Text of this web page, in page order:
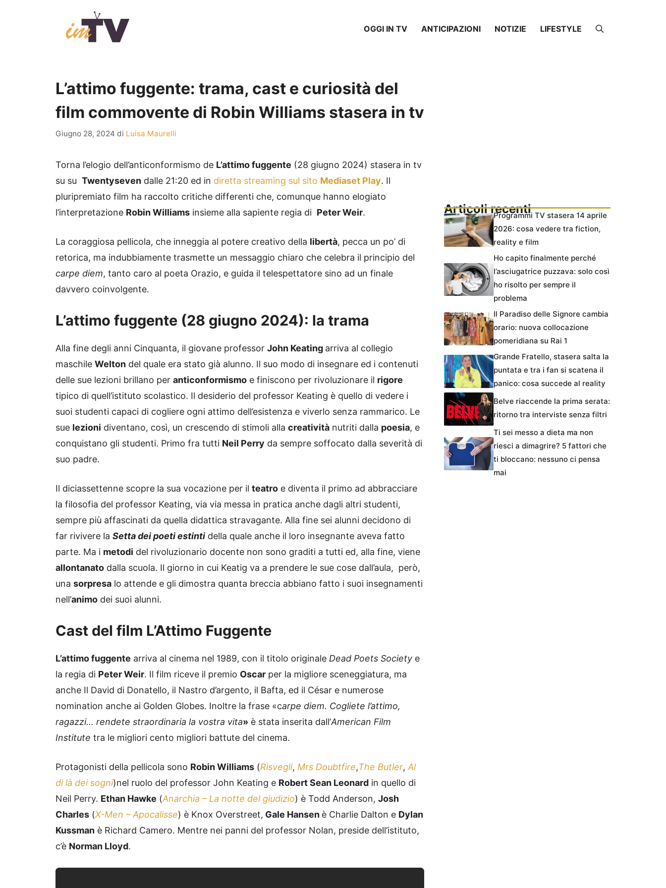
OGGI IN TV ANTICIPAZIONI NOTIZIE LIFESTYLE
L’attimo fuggente: trama, cast e curiosità del
film commovente di Robin Williams stasera in tv
Giugno 28, 2024 di Luisa Maurelli
Torna l’elogio dell’anticonformismo de L’attimo fuggente (28 giugno 2024) stasera in tv
su su Twentyseven dalle 21:20 ed in diretta streaming sul sito Mediaset Play. Il
pluripremiato film ha raccolto critiche differenti che, comunque hanno elogiato
l’interpretazione Robin Williams insieme alla sapiente regia di Peter Weir.
La coraggiosa pellicola, che inneggia al potere creativo della libertà, pecca un po’ di
retorica, ma indubbiamente trasmette un messaggio chiaro che celebra il principio del
carpe diem, tanto caro al poeta Orazio, e guida il telespettatore sino ad un finale
davvero coinvolgente.
L’attimo fuggente (28 giugno 2024): la trama
Alla fine degli anni Cinquanta, il giovane professor John Keating arriva al collegio
maschile Welton del quale era stato già alunno. Il suo modo di insegnare ed i contenuti
delle sue lezioni brillano per anticonformismo e finiscono per rivoluzionare il rigore
tipico di quell’istituto scolastico. Il desiderio del professor Keating è quello di vedere i
suoi studenti capaci di cogliere ogni attimo dell’esistenza e viverlo senza rammarico. Le
sue lezioni diventano, così, un crescendo di stimoli alla creatività nutriti dalla poesia, e
conquistano gli studenti. Primo fra tutti Neil Perry da sempre soffocato dalla severità di
suo padre.
Il diciassettenne scopre la sua vocazione per il teatro e diventa il primo ad abbracciare
la filosofia del professor Keating, via via messa in pratica anche dagli altri studenti,
sempre più affascinati da quella didattica stravagante. Alla fine sei alunni decidono di
far rivivere la Setta dei poeti estinti della quale anche il loro insegnante aveva fatto
parte. Ma i metodi del rivoluzionario docente non sono graditi a tutti ed, alla fine, viene
allontanato dalla scuola. Il giorno in cui Keatig va a prendere le sue cose dall’aula, però,
una sorpresa lo attende e gli dimostra quanta breccia abbiano fatto i suoi insegnamenti
nell’animo dei suoi alunni.
Cast del film L’Attimo Fuggente
L’attimo fuggente arriva al cinema nel 1989, con il titolo originale Dead Poets Society e
la regia di Peter Weir. Il film riceve il premio Oscar per la migliore sceneggiatura, ma
anche Il David di Donatello, il Nastro d’argento, il Bafta, ed il César e numerose
nomination anche ai Golden Globes. Inoltre la frase «carpe diem. Cogliete l’attimo,
ragazzi… rendete straordinaria la vostra vita» è stata inserita dall’American Film
Institute tra le migliori cento migliori battute del cinema.
Protagonisti della pellicola sono Robin Williams (Risvegli, Mrs Doubtfire,The Butler, Al
di là dei sogni)nel ruolo del professor John Keating e Robert Sean Leonard in quello di
Neil Perry. Ethan Hawke (Anarchia – La notte del giudizio) è Todd Anderson, Josh
Charles (X-Men – Apocalisse) è Knox Overstreet, Gale Hansen è Charlie Dalton e Dylan
Kussman è Richard Camero. Mentre nei panni del professor Nolan, preside dell’istituto,
c’è Norman Lloyd.
Articoli recentiProgrammi TV stasera 14 aprile
2026: cosa vedere tra fiction,
reality e film
Ho capito finalmente perché
l’asciugatrice puzzava: solo così
ho risolto per sempre il
problema
Il Paradiso delle Signore cambia
orario: nuova collocazione
pomeridiana su Rai 1
Grande Fratello, stasera salta la
puntata e tra i fan si scatena il
panico: cosa succede al reality
Belve riaccende la prima serata:
ritorno tra interviste senza filtri
Ti sei messo a dieta ma non
riesci a dimagrire? 5 fattori che
ti bloccano: nessuno ci pensa
mai